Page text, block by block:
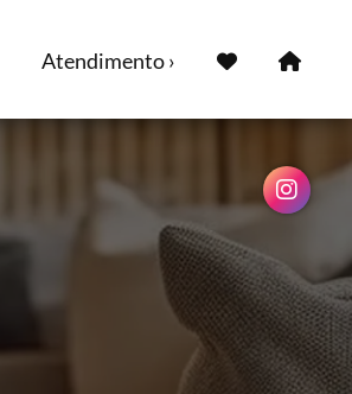
Atendimento ›